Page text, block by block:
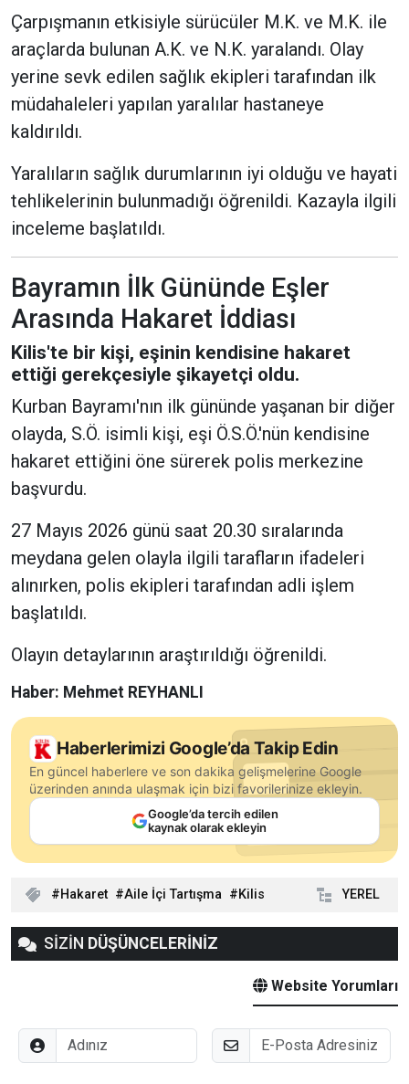
Çarpışmanın etkisiyle sürücüler M.K. ve M.K. ile
araçlarda bulunan A.K. ve N.K. yaralandı. Olay
yerine sevk edilen sağlık ekipleri tarafından ilk
müdahaleleri yapılan yaralılar hastaneye
kaldırıldı.
Yaralıların sağlık durumlarının iyi olduğu ve hayati
tehlikelerinin bulunmadığı öğrenildi. Kazayla ilgili
inceleme başlatıldı.
Bayramın İlk Gününde Eşler
Arasında Hakaret İddiası
Kilis'te bir kişi, eşinin kendisine hakaret
ettiği gerekçesiyle şikayetçi oldu.
Kurban Bayramı'nın ilk gününde yaşanan bir diğer
olayda, S.Ö. isimli kişi, eşi Ö.S.Ö.'nün kendisine
hakaret ettiğini öne sürerek polis merkezine
başvurdu.
27 Mayıs 2026 günü saat 20.30 sıralarında
meydana gelen olayla ilgili tarafların ifadeleri
alınırken, polis ekipleri tarafından adli işlem
başlatıldı.
Olayın detaylarının araştırıldığı öğrenildi.
Haber: Mehmet REYHANLI
Haberlerimizi Google’da Takip Edin
En güncel haberlere ve son dakika gelişmelerine Google
üzerinden anında ulaşmak için bizi favorilerinize ekleyin.
Google’da tercih edilen
kaynak olarak ekleyin
Hakaret Aile İçi Tartışma Kilis YEREL
SİZİN DÜŞÜNCELERİNİZ
Website Yorumları
Adınız E-Posta